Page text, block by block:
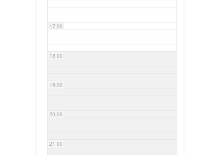
17:00
18:00
19:00
20:00
21:00